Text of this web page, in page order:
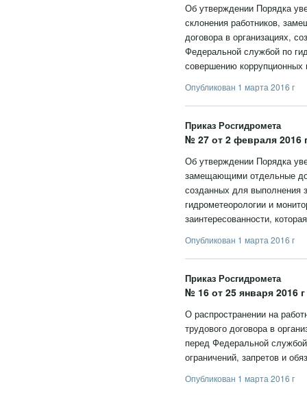
Об утверждении Порядка
склонения работников,
договора в организациях,
Федеральной службой по
совершению коррупционных
Опубликован 1 марта 2016 г
Приказ Росгидромета
№ 27 от 2 февраля 2016
Об утверждении Порядка
замещающими отдельные
созданных для выполнения
гидрометеорологии и
заинтересованности,
Опубликован 1 марта 2016 г
Приказ Росгидромета
№ 16 от 25 января 2016 г
О распространении на
трудового договора в
перед Федеральной
ограничений, запретов и
Опубликован 1 марта 2016 г